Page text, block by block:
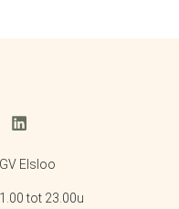
Elsloo
tot 23.00u